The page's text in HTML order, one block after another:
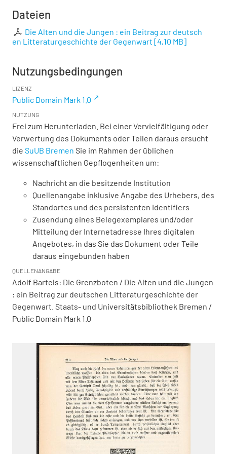
Dateien
Die Alten und die Jungen : ein Beitrag zur deutsch
en Litteraturgeschichte der Gegenwart [4,10 MB]
Nutzungsbedingungen
LIZENZ
Public Domain Mark 1.0
NUTZUNG
Frei zum Herunterladen. Bei einer Vervielfältigung oder
Verwertung des Dokuments oder Teilen daraus ersucht
die SuUB Bremen Sie im Rahmen der üblichen
wissenschaftlichen Gepflogenheiten um:
Nachricht an die besitzende Institution
Quellenangabe inklusive Angabe des Urhebers, des
Standortes und des persistenten Identifiers
Zusendung eines Belegexemplares und/oder
Mitteilung der Internetadresse Ihres digitalen
Angebotes, in das Sie das Dokument oder Teile
daraus eingebunden haben
QUELLENANGABE
Adolf Bartels: Die Grenzboten / Die Alten und die Jungen
: ein Beitrag zur deutschen Litteraturgeschichte der
Gegenwart. Staats- und Universitätsbibliothek Bremen /
Public Domain Mark 1.0